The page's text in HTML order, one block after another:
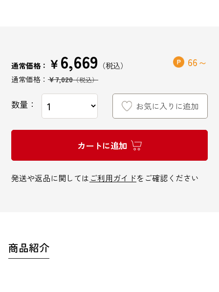
医薬品の販売に関する表示
特定商取引法に基づく表記
インターネットでのお問い合わせ
お問い合わせフォーム
通常価格： ￥6,669
￥7,020
66
数量：
カートに追加
お気に入りに追加
発送や返品に関しては ご利用ガイドをご確認ください
商品紹介